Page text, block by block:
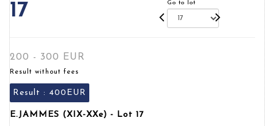
17 Go to lot
200 - 300 EUR
Result without fees
Result : 400EUR
E.JAMMES (XIX-XXe) - Lot 17